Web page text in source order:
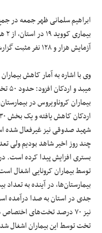
ابراهیم سلمانی ظهر جمعه در
آزمایش هزار و ۱۲۸ نفر مثبت گزارش شده است.
وی با اشاره به آمار کاهش
بیماران کروناویروس در
شهید صدوقی نیز غیرفعال شده
چند روز اخیر شاهد بودیم ولی
توسط بیماران کرونایی اشغال
جدی در استان به صدا درآمده
تخت توسط این بیماران اشغال